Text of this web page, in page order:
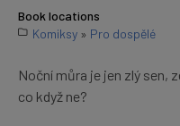
Book locations
Komiksy » Pro dospělé
Noční můra je jen zlý sen,
co když ne?